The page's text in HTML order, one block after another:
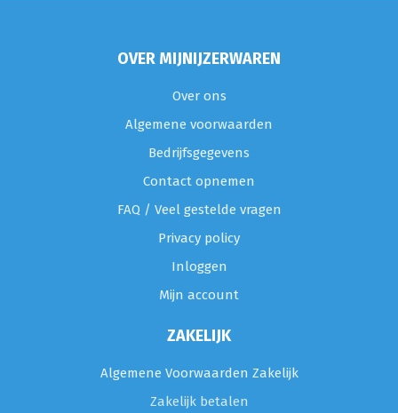
OVER MIJNIJZERWAREN
Over ons
Algemene voorwaarden
Bedrijfsgegevens
Contact opnemen
FAQ / Veel gestelde vragen
Privacy policy
Inloggen
Mijn account
ZAKELIJK
Algemene Voorwaarden Zakelijk
Zakelijk betalen